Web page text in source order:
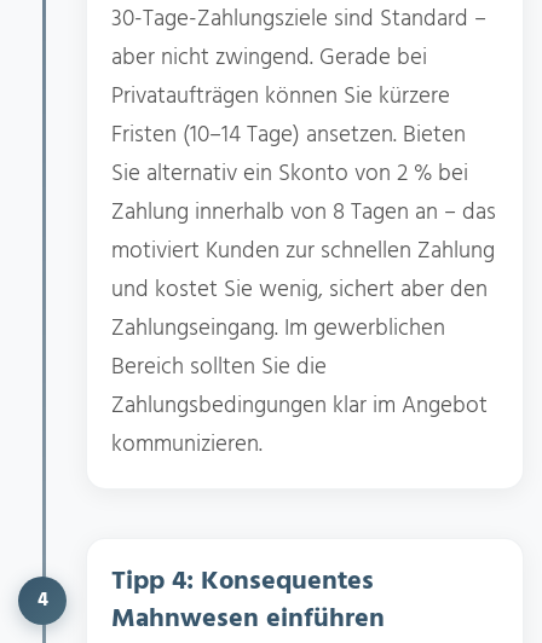
30-Tage-Zahlungsziele sind Standard –
aber nicht zwingend. Gerade bei
Privataufträgen können Sie kürzere
Fristen (10–14 Tage) ansetzen. Bieten
Sie alternativ ein Skonto von 2 % bei
Zahlung innerhalb von 8 Tagen an – das
motiviert Kunden zur schnellen Zahlung
und kostet Sie wenig, sichert aber den
Zahlungseingang. Im gewerblichen
Bereich sollten Sie die
Zahlungsbedingungen klar im Angebot
kommunizieren.
4
Tipp 4: Konsequentes
Mahnwesen einführen